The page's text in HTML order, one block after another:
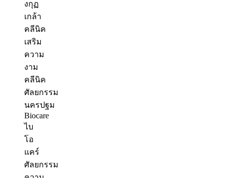
คลีนิค
เสริม
ความ
งาม
คลีนิค
ศัลยกรรม
นครปฐม
Biocare
ไบ
โอ
แคร์
ศัลยกรรม